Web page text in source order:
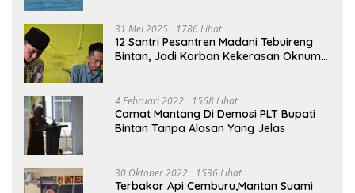
31 Mei 2025 1786 Lihat
12 Santri Pesantren Madani Tebuireng
Bintan, Jadi Korban Kekerasan Oknum
4 Februari 2022 1568 Lihat
Camat Mantang Di Demosi PLT Bupati
Bintan Tanpa Alasan Yang Jelas
30 Oktober 2022 1536 Lihat
Terbakar Api Cemburu,Mantan Suami